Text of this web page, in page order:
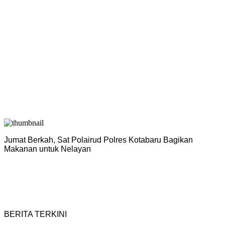
Jumat Berkah, Sat Polairud Polres Kotabaru Bagikan
Makanan untuk Nelayan
BERITA TERKINI